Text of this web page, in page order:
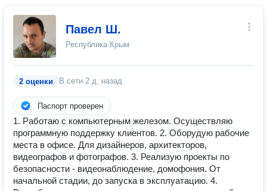
Павел Ш.
Республика Крым
2 оценки В сети 2 д. назад
Паспорт проверен
1. Работаю с компьютерным железом. Осуществляю
программную поддержку клиентов. 2. Оборудую рабочие
места в офисе. Для дизайнеров, архитекторов,
видеографов и фотографов. 3. Реализую проекты по
безопасности - видеонаблюдение, домофония. От
начальной стадии, до запуска в эксплуатацию. 4.